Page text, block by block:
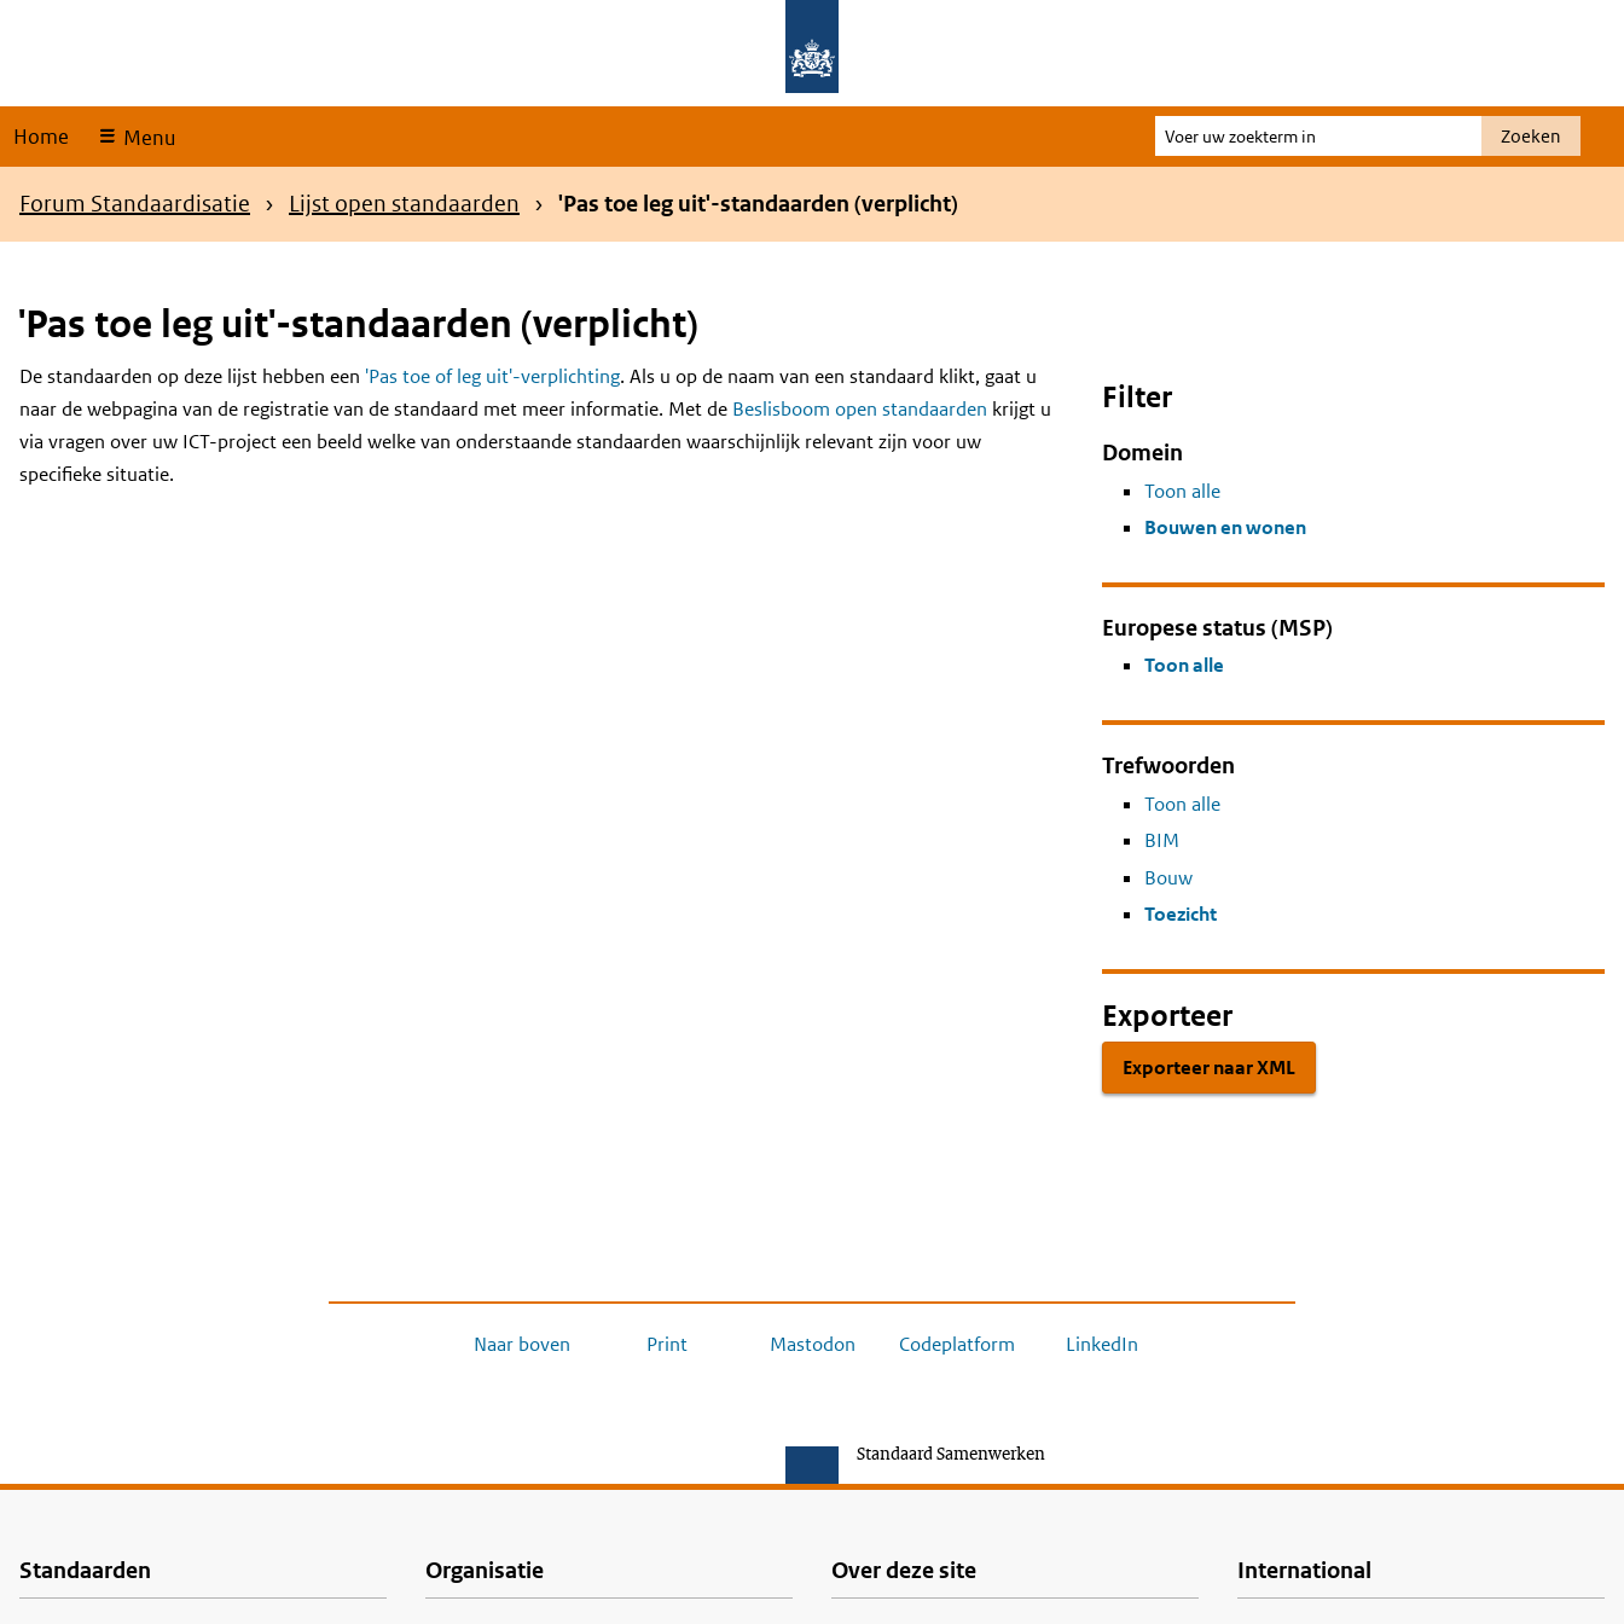
Home Menu
Voer
uw
Zoeken
Kruimelpad
Forum Standaardisatie Lijst open standaarden 'Pas toe leg uit'-standaarden (verplicht)
'Pas toe leg uit'-standaarden (verplicht)
Content
De standaarden op deze lijst hebben een 'Pas toe of leg uit'-verplichting. Als u op de naam van een standaard klikt, gaat u
naar de webpagina van de registratie van de standaard met meer informatie. Met de Beslisboom open standaarden krijgt u
via vragen over uw ICT-project een beeld welke van onderstaande standaarden waarschijnlijk relevant zijn voor uw
specifieke situatie.
Filter
Domein
Toon alle
Bouwen en wonen
Europese status (MSP)
Toon alle
Trefwoorden
Toon alle
BIM
Bouw
Toezicht
Exporteer
Exporteer naar XML
Naar boven Print Mastodon Codeplatform LinkedIn
Standaard Samenwerken
Voet
Standaarden Organisatie Over deze site International